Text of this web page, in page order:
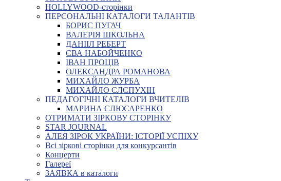
HOLLYWOOD-сторінки
ПЕРСОНАЛЬНІ КАТАЛОГИ ТАЛАНТІВ
БОРИС ПУГАЧ
ВАЛЕРІЯ ШКОЛЬНА
ДАНІІЛ РЕБЕРТ
ЄВА НАБОЙЧЕНКО
ІВАН ПРОЦІВ
ОЛЕКСАНДРА РОМАНОВА
МИХАЙЛО ЖУРБА
МИХАЙЛО СЛЄПУХІН
ПЕДАГОГІЧНІ КАТАЛОГИ ВЧИТЕЛІВ
МАРИНА СЛЮСАРЕНКО
ОТРИМАТИ ЗІРКОВУ СТОРІНКУ
STAR JOURNAL
АЛЕЯ ЗІРОК УКРАЇНИ: ІСТОРІЇ УСПІХУ
Всі зіркові сторінки для конкурсантів
Концерти
Галереї
ЗАЯВКА в каталоги